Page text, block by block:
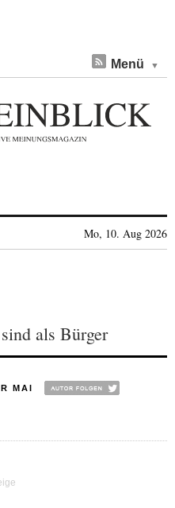
Menü
Mo, 10. Aug 2026
als Bürger
MAI